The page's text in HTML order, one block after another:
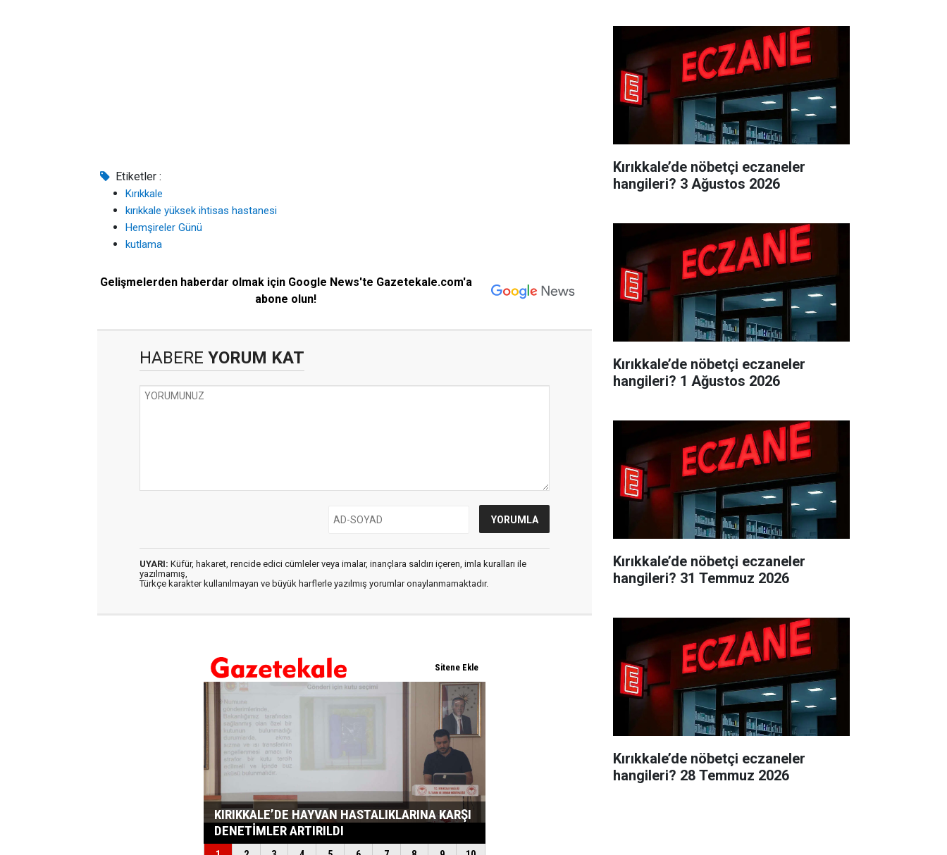
Etiketler :
Kırıkkale
kırıkkale yüksek ihtisas hastanesi
Hemşireler Günü
kutlama
Gelişmelerden haberdar olmak için Google News'te Gazetekale.com'a
abone olun!
HABERE YORUM KAT
UYARI: Küfür, hakaret, rencide edici cümleler veya imalar, inançlara saldırı içeren, imla kuralları ile
yazılmamış,
Türkçe karakter kullanılmayan ve büyük harflerle yazılmış yorumlar onaylanmamaktadır.
Kırıkkale’de nöbetçi eczaneler
hangileri? 3 Ağustos 2026
Kırıkkale’de nöbetçi eczaneler
hangileri? 1 Ağustos 2026
Kırıkkale’de nöbetçi eczaneler
hangileri? 31 Temmuz 2026
Kırıkkale’de nöbetçi eczaneler
hangileri? 28 Temmuz 2026